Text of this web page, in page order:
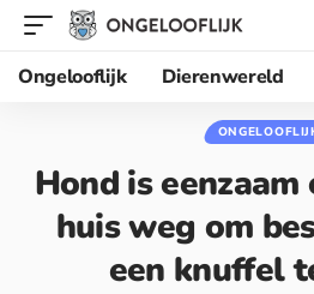
Ongelooflijk
Dierenwereld
Hond is
huis weg om
een knuffel